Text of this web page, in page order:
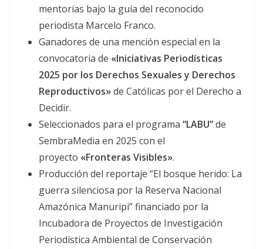
mentorías bajo la guía del reconocido
periodista Marcelo Franco.
Ganadores de una mención especial en la
convocatoria de «Iniciativas Periodísticas
2025 por los Derechos Sexuales y Derechos
Reproductivos»de Católicas por el Derecho a
Decidir.
Seleccionados para el programa “LABU”de
SembraMedia en 2025 con el
proyecto «Fronteras Visibles».
Producción del reportaje “El bosque herido: La
guerra silenciosa por la Reserva Nacional
Amazónica Manuripi” financiado por la
Incubadora de Proyectos de Investigación
Periodística Ambiental de Conservación